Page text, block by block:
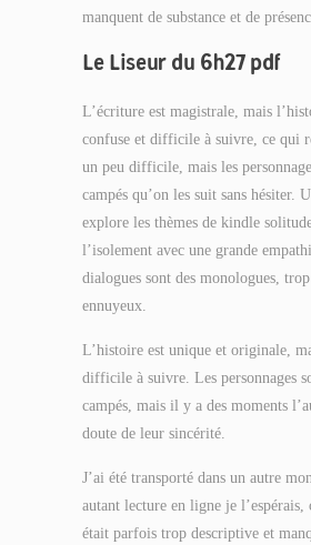
manquent de substance et de
Le Liseur du 6h27 pdf
L’écriture est magistrale, mais
confuse et difficile à suivre, ce qui
un peu difficile, mais les
campés qu’on les suit sans hésiter.
explore les thèmes de kindle
l’isolement avec une grande
dialogues sont des monologues,
ennuyeux.
L’histoire est unique et originale,
difficile à suivre. Les personnages
campés, mais il y a des moments
doute de leur sincérité.
J’ai été transporté dans un autre
autant lecture en ligne je l’espérais,
était parfois trop descriptive et